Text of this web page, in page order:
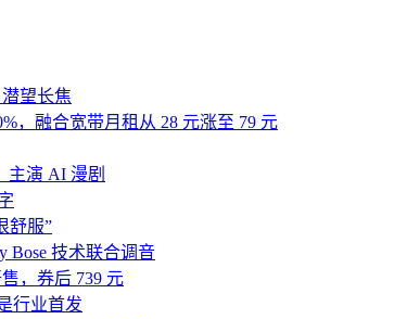
望长焦
，融合宽带月租从 28 元涨至 79 元
主演 AI 漫剧
舒服”
Bose 技术联合调音
，券后 739 元
行业首发